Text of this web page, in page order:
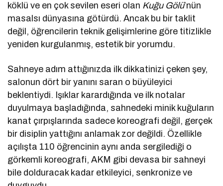
köklü ve en çok sevilen eseri olan Kuğu Gölü’nün
masalsı dünyasına götürdü. Ancak bu bir taklit
değil, öğrencilerin teknik gelişimlerine göre titizlikle
yeniden kurgulanmış, estetik bir yorumdu.
Sahneye adım attığınızda ilk dikkatinizi çeken şey,
salonun dört bir yanını saran o büyüleyici
beklentiydi. Işıklar karardığında ve ilk notalar
duyulmaya başladığında, sahnedeki minik kuğuların
kanat çırpışlarında sadece koreografi değil, gerçek
bir disiplin yattığını anlamak zor değildi. Özellikle
açılışta 110 öğrencinin aynı anda sergilediği o
görkemli koreografi, AKM gibi devasa bir sahneyi
bile dolduracak kadar etkileyici, senkronize ve